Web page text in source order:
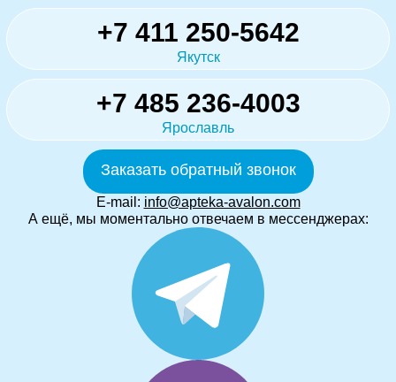
+7 411 250-5642
Якутск
+7 485 236-4003
Ярославль
Заказать обратный звонок
E-mail: info@apteka-avalon.com
А ещё, мы моментально отвечаем в мессенджерах: